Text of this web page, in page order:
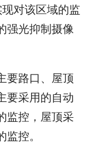
对该区域的监
强光抑制摄像
路口、屋顶
要采用的自动
监控，屋顶采
控。